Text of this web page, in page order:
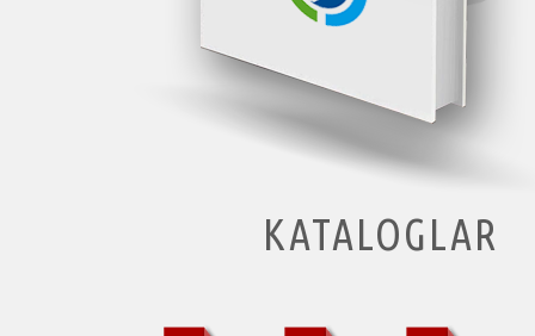
KATALOGLAR